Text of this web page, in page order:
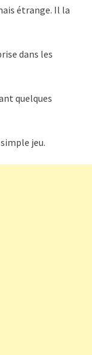
étrange. Il la
dans les
quelques
jeu.